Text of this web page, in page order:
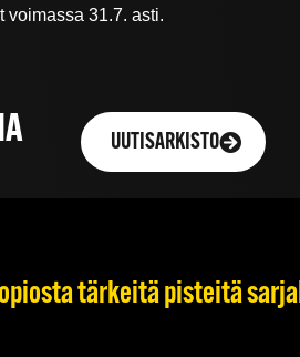
voimassa 31.7. asti.
UUTISARKISTO
tärkeitä pisteitä